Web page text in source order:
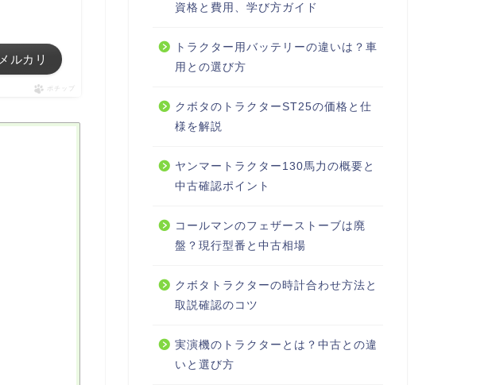
メルカリ
ポチップ
資格と費用、学び方ガイド
トラクター用バッテリーの違いは？車
用との選び方
クボタのトラクターST25の価格と仕
様を解説
ヤンマートラクター130馬力の概要と
中古確認ポイント
コールマンのフェザーストーブは廃
盤？現行型番と中古相場
クボタトラクターの時計合わせ方法と
取説確認のコツ
実演機のトラクターとは？中古との違
いと選び方